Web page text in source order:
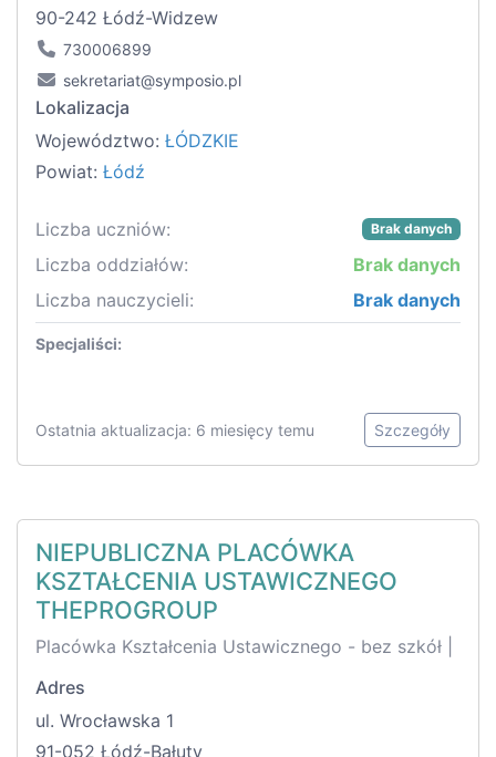
90-242 Łódź-Widzew
730006899
sekretariat@symposio.pl
Lokalizacja
Województwo: ŁÓDZKIE
Powiat: Łódź
Liczba uczniów: Brak danych
Liczba oddziałów:
Brak danych
Liczba nauczycieli:
Brak danych
Specjaliści:
Ostatnia aktualizacja: 6 miesięcy temu Szczegóły
NIEPUBLICZNA PLACÓWKA
KSZTAŁCENIA USTAWICZNEGO
THEPROGROUP
Placówka Kształcenia Ustawicznego - bez szkół |
Adres
ul. Wrocławska 1
91-052 Łódź-Bałuty